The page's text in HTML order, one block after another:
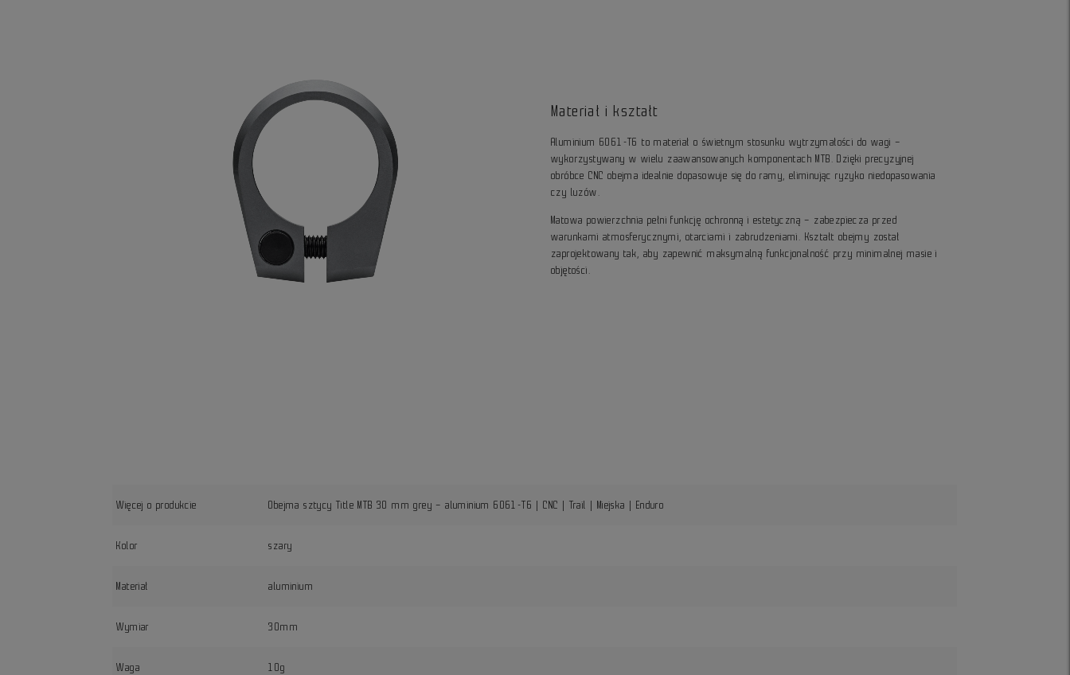
Materiał i kształt
Aluminium 6061-T6 to materiał o świetnym stosunku wytrzymałości do wagi –
wykorzystywany w wielu zaawansowanych komponentach MTB. Dzięki precyzyjnej
obróbce CNC obejma idealnie dopasowuje się do ramy, eliminując ryzyko niedopasowania
czy luzów.
Matowa powierzchnia pełni funkcję ochronną i estetyczną – zabezpiecza przed
warunkami atmosferycznymi, otarciami i zabrudzeniami. Kształt obejmy został
zaprojektowany tak, aby zapewnić maksymalną funkcjonalność przy minimalnej masie i
objętości.
Więcej o produkcie Obejma sztycy Title MTB 30 mm grey – aluminium 6061-T6 | CNC | Trail | Miejska | Enduro
Kolor szary
Materiał aluminium
Wymiar 30mm
Waga 10g